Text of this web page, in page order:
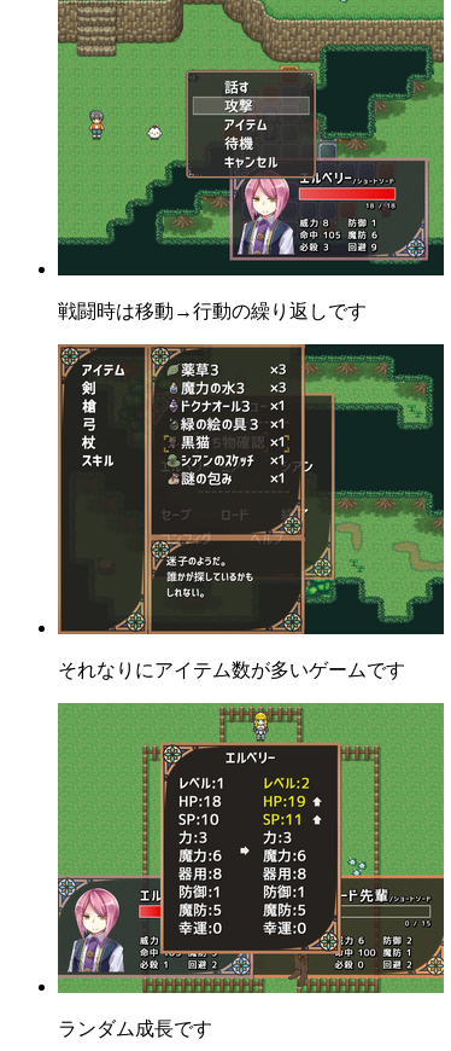
戦闘時は移動→行動の繰り返しです
それなりにアイテム数が多いゲームです
ランダム成長です